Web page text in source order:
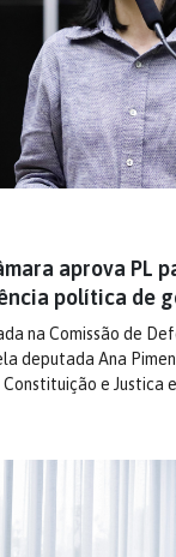
aprova PL
política de
na Comissão de
deputada Ana
e Justica